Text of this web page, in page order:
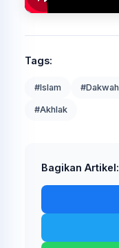
Tags:
#Islam #Dakwah
#Akhlak
Bagikan Artikel: